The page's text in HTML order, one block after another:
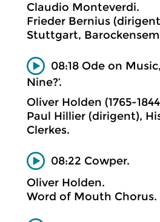
Claudio Monteverdi.
Frieder Bernius
Stuttgart,
08:18 Ode on
Nine?’.
Oliver Holden (1765-
Paul Hillier (dirigent),
Clerkes.
08:22 Cowper.
Oliver Holden.
Word of Mouth Chorus.